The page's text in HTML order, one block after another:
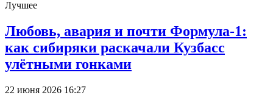
Лучшее
Любовь, авария и почти Формула-1:
как сибиряки раскачали Кузбасс
улётными гонками
22 июня 2026 16:27